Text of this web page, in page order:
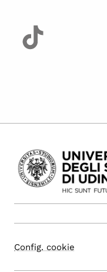
Config. cookie